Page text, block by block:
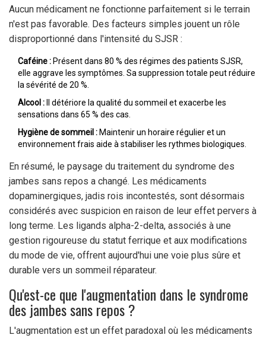
Aucun médicament ne fonctionne parfaitement si le terrain
n'est pas favorable. Des facteurs simples jouent un rôle
disproportionné dans l'intensité du SJSR :
Caféine : Présent dans 80 % des régimes des patients SJSR,
elle aggrave les symptômes. Sa suppression totale peut réduire
la sévérité de 20 %.
Alcool : Il détériore la qualité du sommeil et exacerbe les
sensations dans 65 % des cas.
Hygiène de sommeil : Maintenir un horaire régulier et un
environnement frais aide à stabiliser les rythmes biologiques.
En résumé, le paysage du traitement du syndrome des
jambes sans repos a changé. Les médicaments
dopaminergiques, jadis rois incontestés, sont désormais
considérés avec suspicion en raison de leur effet pervers à
long terme. Les ligands alpha-2-delta, associés à une
gestion rigoureuse du statut ferrique et aux modifications
du mode de vie, offrent aujourd'hui une voie plus sûre et
durable vers un sommeil réparateur.
Qu'est-ce que l'augmentation dans le syndrome
des jambes sans repos ?
L'augmentation est un effet paradoxal où les médicaments